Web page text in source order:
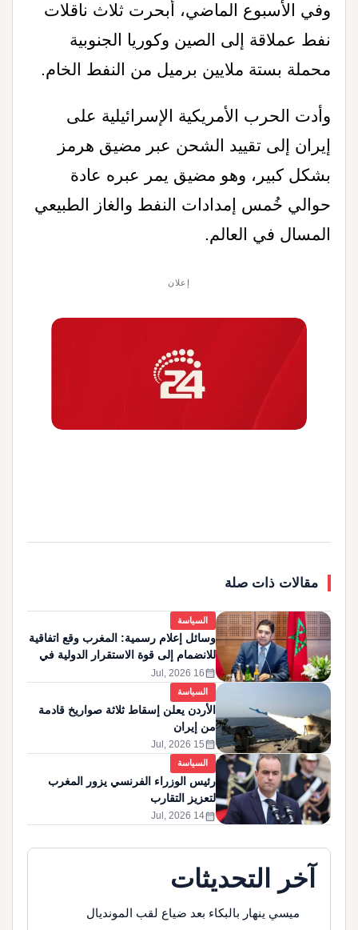
وفي الأسبوع الماضي، ‌أبحرت ثلاث ناقلات
نفط عملاقة إلى الصين وكوريا الجنوبية
محملة بستة ملايين برميل من النفط الخام.
وأدت الحرب الأمريكية الإسرائيلية على
إيران إلى تقييد الشحن عبر مضيق هرمز
بشكل كبير، وهو مضيق يمر عبره عادة
حوالي خُمس إمدادات النفط والغاز الطبيعي
المسال في العالم.
إعلان
مقالات ذات صلة
السياسة
وسائل إعلام رسمية: المغرب وقع اتفاقية
للانضمام إلى قوة الاستقرار الدولية في
غزة
calendar_month
16 Jul, 2026
السياسة
الأردن يعلن إسقاط ثلاثة صواريخ قادمة
من إيران
calendar_month
15 Jul, 2026
السياسة
رئيس الوزراء الفرنسي يزور المغرب
لتعزيز التقارب
calendar_month
14 Jul, 2026
آخر التحديثات
ميسي ينهار بالبكاء بعد ضياع لقب المونديال